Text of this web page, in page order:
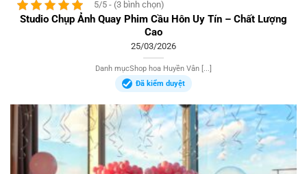
5/5 - (3 bình chọn)
Studio Chụp Ảnh Quay Phim Cầu Hôn Uy Tín – Chất Lượng
Cao
25/03/2026
Danh mụcShop hoa Huyền Vân [...]
Đã kiểm duyệt